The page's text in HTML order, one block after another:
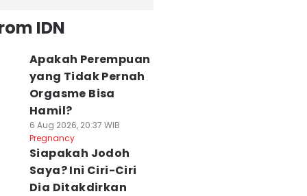
IDN
Apakah Perempuan
yang Tidak Pernah
Orgasme Bisa
Hamil?
6 Aug 2026, 20:37 WIB
Pregnancy
Siapakah Jodoh
Saya? Ini Ciri-Ciri
Dia Ditakdirkan